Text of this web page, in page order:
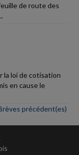
de route des
la loi de cotisation
en cause le
précédent(es)